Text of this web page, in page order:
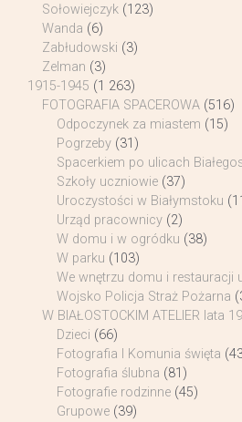
Sołowiejczyk (123)
Wanda (6)
Zabłudowski (3)
Zelman (3)
1915-1945 (1 263)
FOTOGRAFIA SPACEROWA (516)
Odpoczynek za miastem (15)
Pogrzeby (31)
Spacerkiem po ulicach
Szkoły uczniowie (37)
Uroczystości w Białymstoku
Urząd pracownicy (2)
W domu i w ogródku (38)
W parku (103)
We wnętrzu domu i restauracji
Wojsko Policja Straż Pożarna
W BIAŁOSTOCKIM ATELIER lata
Dzieci (66)
Fotografia I Komunia święta
Fotografia ślubna (81)
Fotografie rodzinne (45)
Grupowe (39)